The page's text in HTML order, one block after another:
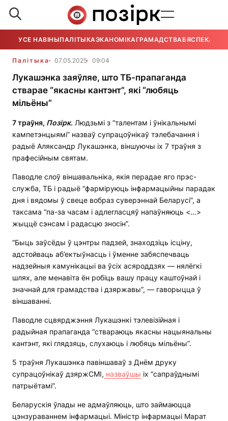
УСЕ НАВІНЫПАЛІТЫКАЭКАНОМІКАГРАМАДСТВАБЯСПЕКА
Палітыка 07.05.2025 09:04
Лукашэнка заяўляе, што ТБ-прапаганда
стварае “якасны кантэнт”, які “любяць
мільёны”
7 траўня, Позірк. Людзьмі з “талентам і ўнікальнымі
кампетэнцыямі” назваў супрацоўнікаў тэлебачання і
радыё Аляксандр Лукашэнка, віншуючы іх 7 траўня з
прафесійным святам.
Паводле слоў віншавальніка, якія перадае яго прэс-
служба, ТБ і радыё “фарміруюць інфармацыйны парадак
дня і вядомы ў свеце вобраз суверэннай Беларусі”, а
таксама “па-за часам і адлегласцяў напаўняюць <…>
жыццё сэнсам і радасцю зносін”.
“Быць заўсёды ў цэнтры падзей, знаходзіць ісціну,
адстойваць аб’ектыўнасць і ўменне забяспечваць
надзейныя камунікацыі ва ўсіх асяроддзях — нялёгкі
шлях, але менавіта ён робіць вашу працу каштоўнай і
значнай для грамадства і дзяржавы”, — гаворыцца ў
віншаванні.
Паводле сцвярджэння Лукашэнкі тэлевізійная і
радыйная прапаганда “ствараюць якасны нацыянальны
кантэнт, які глядзяць, слухаюць і любяць мільёны”.
5 траўня Лукашэнка павіншаваў з Днём друку
супрацоўнікаў дзяржСМІ, назваўшы іх “сапраўднымі
патрыётамі”.
Беларускія ўлады не адмаўляюць, што займаюцца
цэнзураваннем інфармацыі. Міністр інфармацыі Марат